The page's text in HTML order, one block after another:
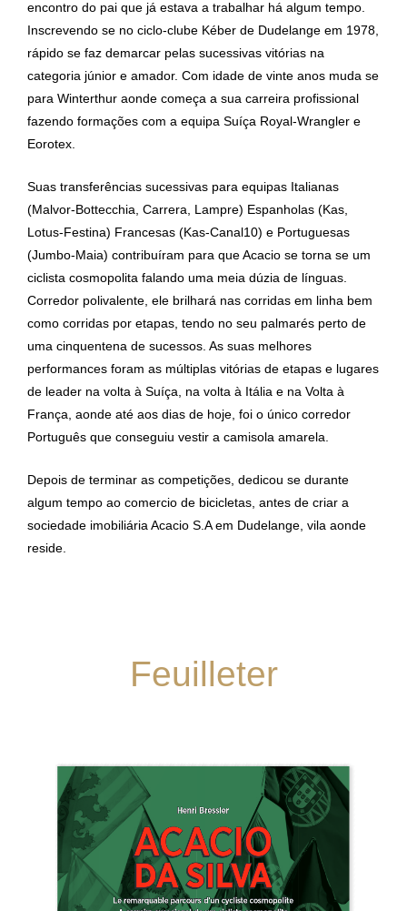
encontro do pai que já estava a trabalhar há algum tempo.
Inscrevendo se no ciclo-clube Kéber de Dudelange em 1978,
rápido se faz demarcar pelas sucessivas vitórias na
categoria júnior e amador. Com idade de vinte anos muda se
para Winterthur aonde começa a sua carreira profissional
fazendo formações com a equipa Suíça Royal-Wrangler e
Eorotex.
Suas transferências sucessivas para equipas Italianas
(Malvor-Bottecchia, Carrera, Lampre) Espanholas (Kas,
Lotus-Festina) Francesas (Kas-Canal10) e Portuguesas
(Jumbo-Maia) contribuíram para que Acacio se torna se um
ciclista cosmopolita falando uma meia dúzia de línguas.
Corredor polivalente, ele brilhará nas corridas em linha bem
como corridas por etapas, tendo no seu palmarés perto de
uma cinquentena de sucessos. As suas melhores
performances foram as múltiplas vitórias de etapas e lugares
de leader na volta à Suíça, na volta à Itália e na Volta à
França, aonde até aos dias de hoje, foi o único corredor
Português que conseguiu vestir a camisola amarela.
Depois de terminar as competições, dedicou se durante
algum tempo ao comercio de bicicletas, antes de criar a
sociedade imobiliária Acacio S.A em Dudelange, vila aonde
reside.
Feuilleter